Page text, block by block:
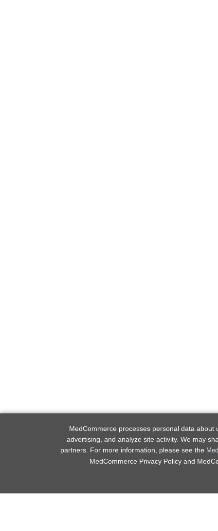
MedCommerce processes personal data
advertising, and analyze site activity. We may
partners. For more information, please see the
MedCommerce Privacy Policy and